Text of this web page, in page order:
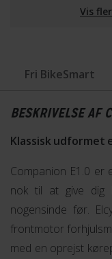
Vis
Fri BikeSmart
BESKRIVELSE AF
Klassisk udformet
Companion E1.0 er
nok til at give dig
nogensinde før.
frontmotor
med en oprejst